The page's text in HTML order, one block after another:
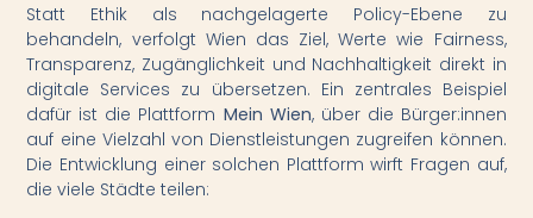
Statt Ethik als nachgelagerte Policy-Ebene zu
behandeln, verfolgt Wien das Ziel, Werte wie Fairness,
Transparenz, Zugänglichkeit und Nachhaltigkeit direkt in
digitale Services zu übersetzen. Ein zentrales Beispiel
dafür ist die Plattform Mein Wien, über die Bürger:innen
auf eine Vielzahl von Dienstleistungen zugreifen können.
Die Entwicklung einer solchen Plattform wirft Fragen auf,
die viele Städte teilen: